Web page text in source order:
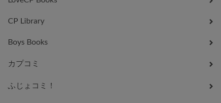
CP Library
Boys Books
カプコミ
ふじょコミ！